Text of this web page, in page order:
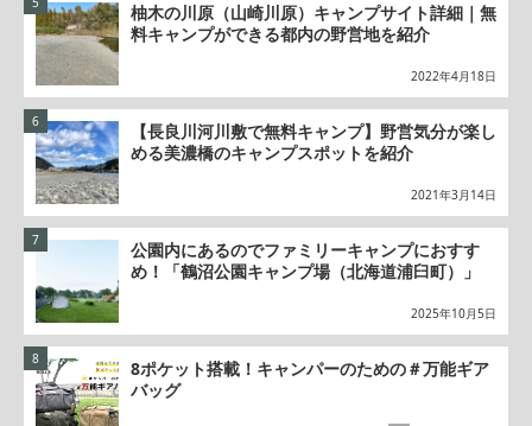
柚木の川原（山崎川原）キャンプサイト詳細｜無
料キャンプができる都内の野営地を紹介
2022年4月18日
【長良川河川敷で無料キャンプ】野営気分が楽し
める美濃橋のキャンプスポットを紹介
2021年3月14日
公園内にあるのでファミリーキャンプにおすす
め！「鶴沼公園キャンプ場（北海道浦臼町）」
2025年10月5日
8ポケット搭載！キャンパーのための＃万能ギア
バッグ